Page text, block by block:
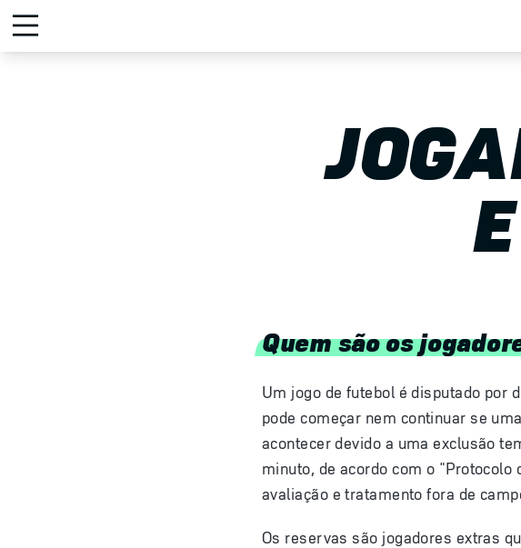
Quem são os
Um jogo de futebol é disputado por
pode começar nem continuar se
acontecer devido a uma exclusão
minuto, de acordo com o
avaliação e tratamento fora de
Os reservas são jogadores extras